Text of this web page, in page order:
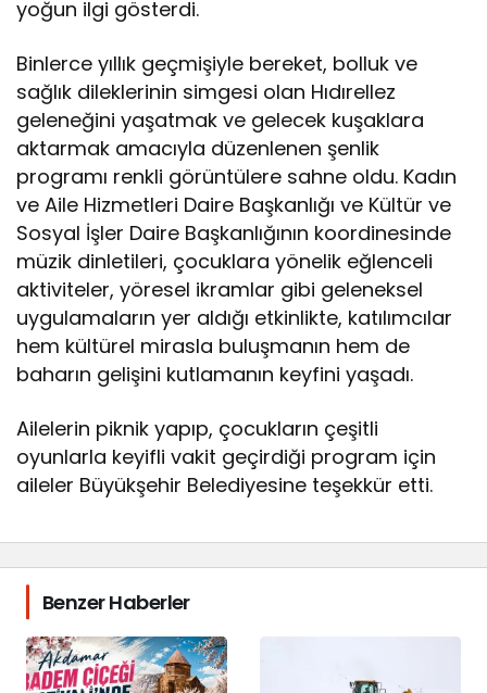
yoğun ilgi gösterdi.
Binlerce yıllık geçmişiyle bereket, bolluk ve
sağlık dileklerinin simgesi olan Hıdırellez
geleneğini yaşatmak ve gelecek kuşaklara
aktarmak amacıyla düzenlenen şenlik
programı renkli görüntülere sahne oldu. Kadın
ve Aile Hizmetleri Daire Başkanlığı ve Kültür ve
Sosyal İşler Daire Başkanlığının koordinesinde
müzik dinletileri, çocuklara yönelik eğlenceli
aktiviteler, yöresel ikramlar gibi geleneksel
uygulamaların yer aldığı etkinlikte, katılımcılar
hem kültürel mirasla buluşmanın hem de
baharın gelişini kutlamanın keyfini yaşadı.
Ailelerin piknik yapıp, çocukların çeşitli
oyunlarla keyifli vakit geçirdiği program için
aileler Büyükşehir Belediyesine teşekkür etti.
Benzer Haberler